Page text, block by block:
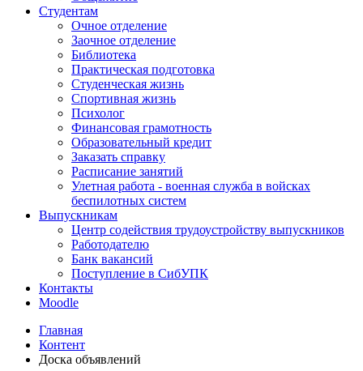
Студентам
Очное отделение
Заочное отделение
Библиотека
Практическая подготовка
Студенческая жизнь
Спортивная жизнь
Психолог
Финансовая грамотность
Образовательный кредит
Заказать справку
Расписание занятий
Улетная работа - военная служба в войсках
беспилотных систем
Выпускникам
Центр содействия трудоустройству выпускников
Работодателю
Банк вакансий
Поступление в СибУПК
Контакты
Moodle
Главная
Контент
Доска объявлений